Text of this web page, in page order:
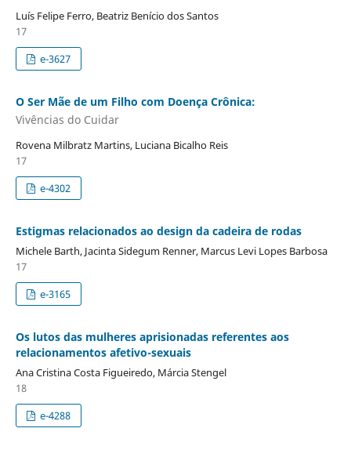
Luís Felipe Ferro, Beatriz Benício dos Santos
17
e-3627
O Ser Mãe de um Filho com Doença Crônica:
Vivências do Cuidar
Rovena Milbratz Martins, Luciana Bicalho Reis
17
e-4302
Estigmas relacionados ao design da cadeira de rodas
Michele Barth, Jacinta Sidegum Renner, Marcus Levi Lopes Barbosa
17
e-3165
Os lutos das mulheres aprisionadas referentes aos
relacionamentos afetivo-sexuais
Ana Cristina Costa Figueiredo, Márcia Stengel
18
e-4288